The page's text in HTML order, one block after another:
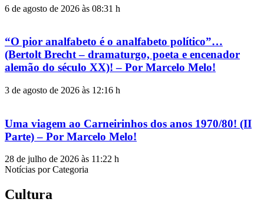
6 de agosto de 2026 às 08:31 h
“O pior analfabeto é o analfabeto político”…
(Bertolt Brecht – dramaturgo, poeta e encenador
alemão do século XX)! – Por Marcelo Melo!
3 de agosto de 2026 às 12:16 h
Uma viagem ao Carneirinhos dos anos 1970/80! (II
Parte) – Por Marcelo Melo!
28 de julho de 2026 às 11:22 h
Notícias por Categoria
Cultura